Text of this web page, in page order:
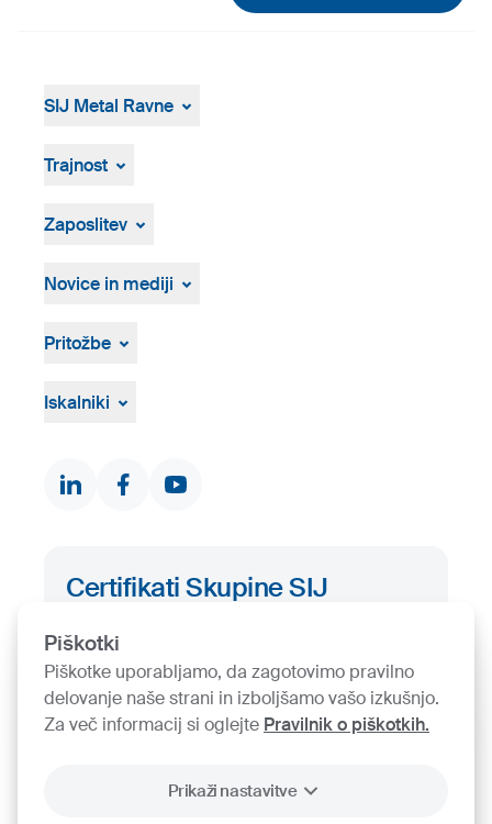
Piškotki
Piškotke uporabljamo, da zagotovimo pravilno
delovanje naše strani in izboljšamo vašo izkušnjo.
Za več informacij si oglejte Pravilnik o piškotkih.
Prikaži nastavitve
SIJ Metal Ravne
Skupina SIJ
Proizvodnja in tehnologija
Osebna izkaznica
Trajnost
ResponsibleSteel
Zaposlitev
Postopek zaposlovanja
Novice in mediji
Medijsko središče
Pritožbe
Žvižgaštvo
Iskalniki
Iskalnik proizvodov
Certifikati Skupine SIJ
Iskalnik certifikatov